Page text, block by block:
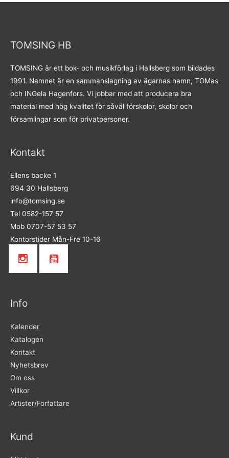
TOMSING HB
TOMSING är ett bok- och musikförlag i Hallsberg som bildades
1991. Namnet är en sammanslagning av ägarnas namn, TOMas
och INGela Hagenfors. Vi jobbar med att producera bra
material med hög kvalitet för såväl förskolor, skolor och
församlingar som för privatpersoner.
Kontakt
Ellens backe 1
694 30 Hallsberg
info@tomsing.se
Tel 0582-157 57
Mob 0707-57 53 57
Kontorstider Mån-Fre 10-16
Info
Kalender
Katalogen
Kontakt
Nyhetsbrev
Om oss
Villkor
Artister/Författare
Kund